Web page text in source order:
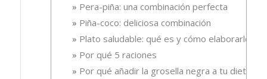
Pera-piña: una combinación perfecta
Piña-coco: deliciosa combinación
Plato saludable: qué es y cómo elaborarlo
Por qué 5 raciones
Por qué añadir la grosella negra a tu dieta